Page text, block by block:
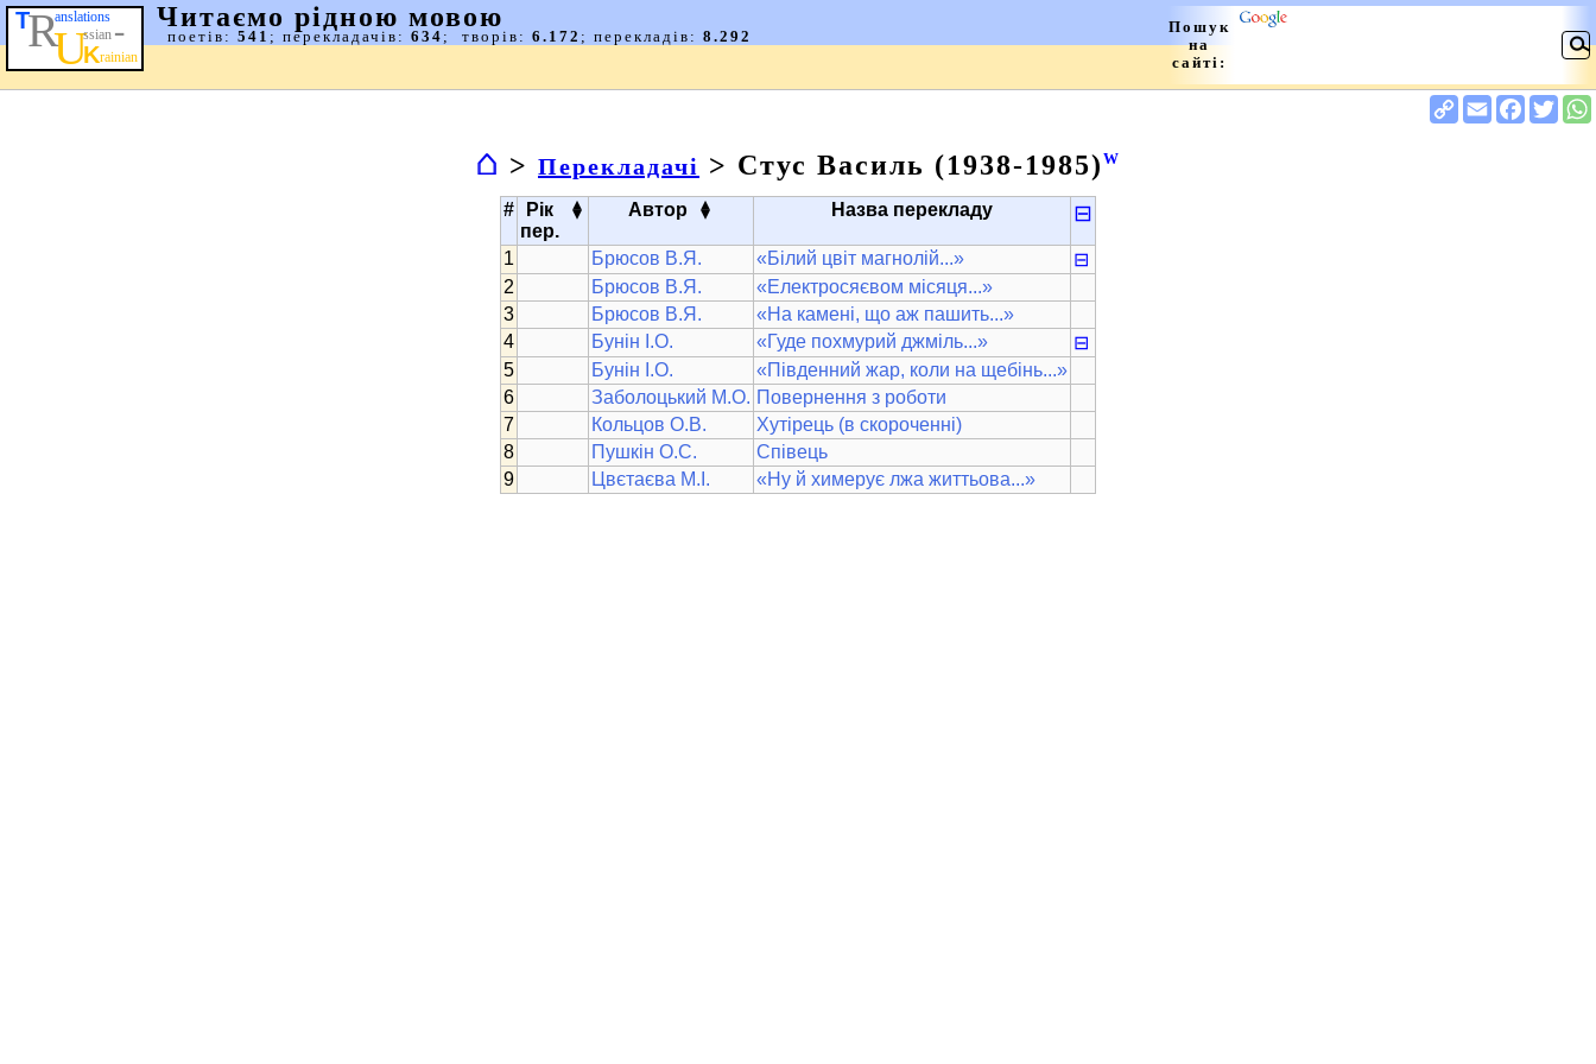
⌂ > Перекладачі > Стус Василь (1938-1985) W
#
Рік
пер.
▴
▾ Автор ▴
▾ Назва перекладу ⊟
Брюсов В.Я. «Білий цвіт магнолій...»
⊟
Брюсов В.Я.
«Електросяєвом місяця...»
Брюсов В.Я.
«На камені, що аж пашить...»
Бунін І.О.
«Гуде похмурий джміль...»
⊟
Бунін І.О.
«Південний жар, коли на щебінь...»
Заболоцький М.О. Повернення з роботи
Кольцов О.В.
Хутірець (в скороченні)
Пушкін О.С.
Співець
Цвєтаєва М.І.
«Ну й химерує лжа життьова...»